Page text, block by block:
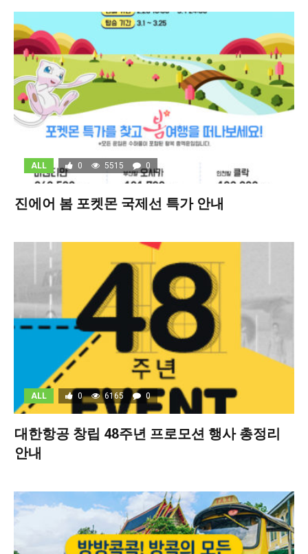
ALL 0 5515 0
진에어 봄 포켓몬 국제선 특가 안내
ALL 0 6165 0
대한항공 창립 48주년 프로모션 행사 총정리
안내